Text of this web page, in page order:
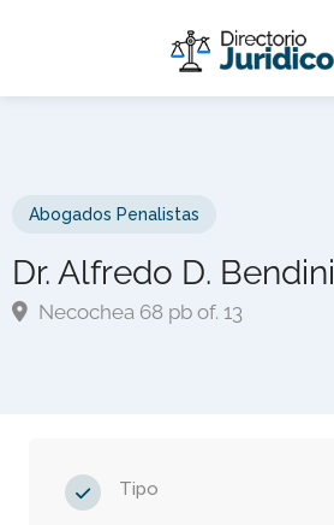
Abogados Penalistas
Dr. Alfredo D. Bendini
Necochea 68 pb of. 13
Tipo